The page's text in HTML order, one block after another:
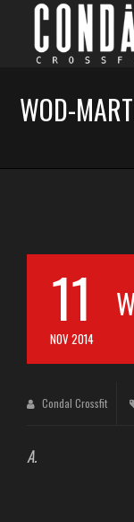
WOD-
11
NOV 2014
Condal Crossfit
A.